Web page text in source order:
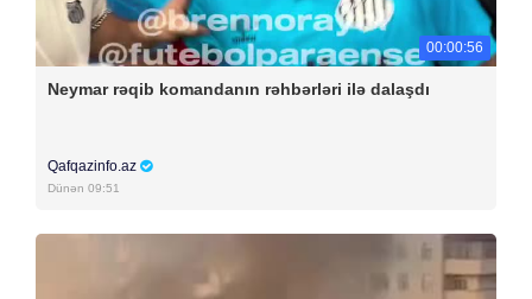
00:00:56
Neymar rəqib komandanın rəhbərləri ilə dalaşdı
Qafqazinfo.az
Dünən 09:51